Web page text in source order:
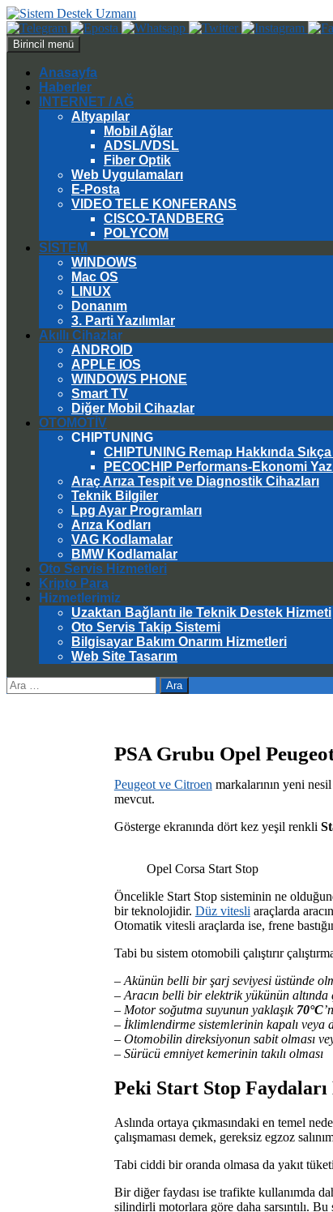
Ara
Birincil menü
atla
Anasayfa
Haberler
INTERNET / AĞ
Altyapılar
Mobil Ağlar
ADSL/VDSL
Fiber Optik
Web Uygulamaları
E-Posta
VIDEO TELE KONFERANS
CISCO-TANDBERG
POLYCOM
SİSTEM
WINDOWS
Mac OS
LINUX
Donanım
3. Parti Yazılımlar
Akıllı Cihazlar
ANDROID
APPLE IOS
WINDOWS PHONE
Smart TV
Diğer Mobil Cihazlar
OTOMOTİV
CHIPTUNING
CHIPTUNING Remap Hakkında
PECOCHIP Performans-Ekonomi
Araç Arıza Tespit ve Diagnostik Cihazları
Teknik Bilgiler
Lpg Ayar Programları
Arıza Kodları
VAG Kodlamalar
BMW Kodlamalar
Oto Servis Hizmetleri
Kripto Para
Hizmetlerimiz
Uzaktan Bağlantı ile Teknik Destek Hizmeti
Oto Servis Takip Sistemi
Bilgisayar Bakım Onarım Hizmetleri
Web Site Tasarım
Arama:
PSA Grubu Opel
Peugeot ve Citroen markalarının yeni
mevcut.
Gösterge ekranında dört kez yeşil renkli
Opel Corsa Start Stop
Öncelikle Start Stop sisteminin ne
bir teknolojidir. Düz vitesli araçlarda
Otomatik vitesli araçlarda ise, frene
Tabi bu sistem otomobili çalıştırır
– Akünün belli bir şarj seviyesi üstünde
– Aracın belli bir elektrik yükünün altında
– Motor soğutma suyunun yaklaşık 70°C
– İklimlendirme sistemlerinin kapalı veya
– Otomobilin direksiyonun sabit olması
– Sürücü emniyet kemerinin takılı olması
Peki Start Stop
Aslında ortaya çıkmasındaki en temel
çalışmaması demek, gereksiz egzoz
Tabi ciddi bir oranda olmasa da yakıt
Bir diğer faydası ise trafikte kullanımda
silindirli motorlara göre daha sarsıntılı.